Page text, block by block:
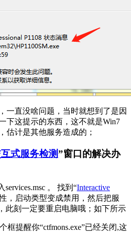
一直没啥问题，当时就想到了是因
下这提示的东西，这不就是Win7
估计是其他服务造成的；
式服务检测”窗口的解决办
。 找到“Interactive
，启动类型变成禁用，然后把服
此刻一定要重启电脑哦；如下所示
框提醒你“ctfmons.exe”已经关闭,这